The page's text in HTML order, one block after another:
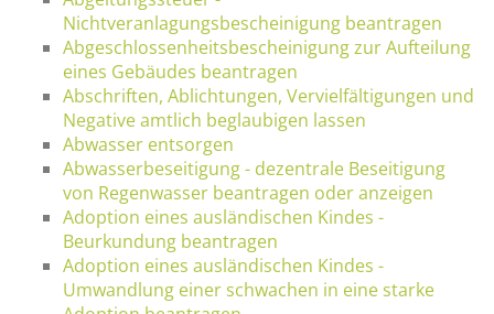
Nichtveranlagungsbescheinigung beantragen
Abgeschlossenheitsbescheinigung zur Aufteilung
eines Gebäudes beantragen
Abschriften, Ablichtungen, Vervielfältigungen und
Negative amtlich beglaubigen lassen
Abwasser entsorgen
Abwasserbeseitigung - dezentrale Beseitigung
von Regenwasser beantragen oder anzeigen
Adoption eines ausländischen Kindes -
Beurkundung beantragen
Adoption eines ausländischen Kindes -
Umwandlung einer schwachen in eine starke